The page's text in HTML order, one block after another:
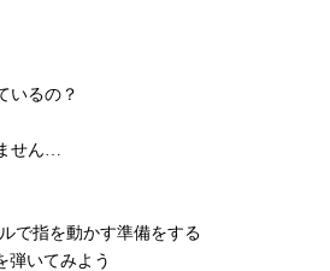
いるの？
せん…
で指を動かす準備をする
弾いてみよう